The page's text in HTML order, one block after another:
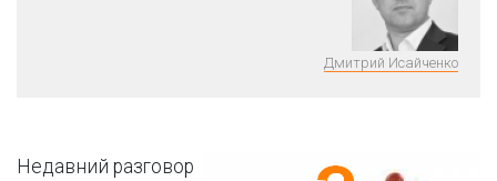
Дмитрий Исайченко
Недавний разговор